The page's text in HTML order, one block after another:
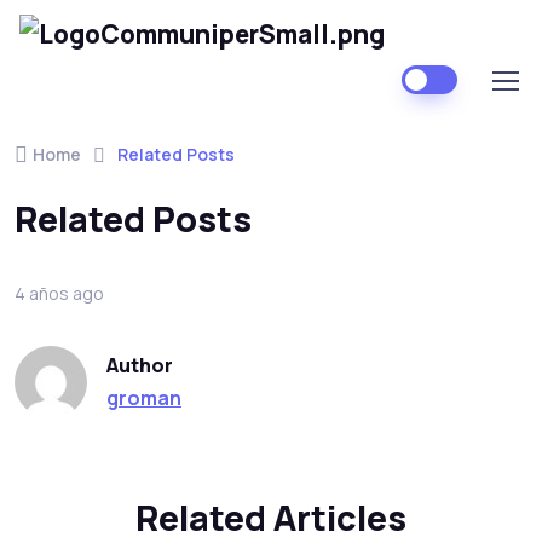
Home Related Posts
Related Posts
4 años ago
Author
groman
Related Articles